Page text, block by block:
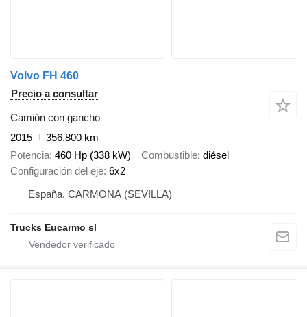
Volvo FH 460
Precio a consultar
Camión con gancho
2015
356.800 km
Potencia 460 Hp (338 kW) Combustible diésel
Configuración del eje 6x2
España, CARMONA (SEVILLA)
Trucks Eucarmo sl